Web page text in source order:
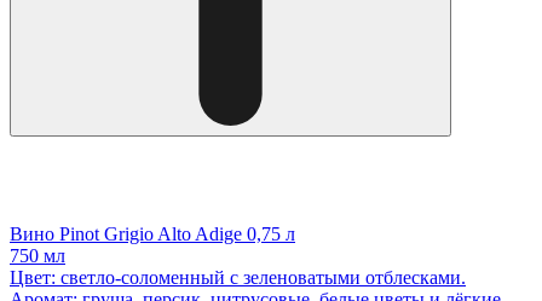
Вино Pinot Grigio Alto Adige 0,75 л
750 мл
Цвет: светло-соломенный с зеленоватыми отблесками.